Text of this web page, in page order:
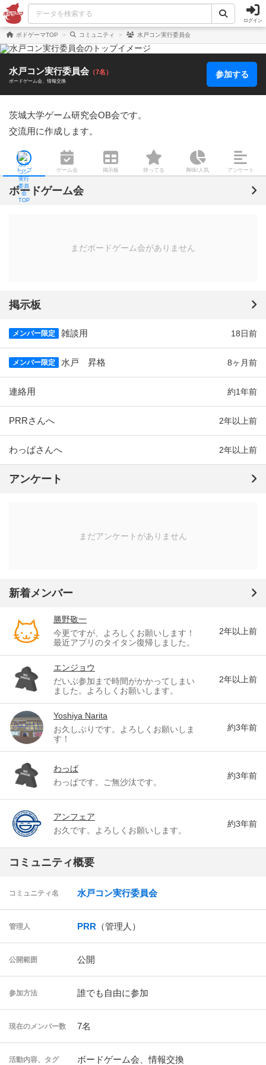
ログイン
ボドゲーマTOP コミュニティ 水戸コン実行委員会
水戸コン実行委員会 （7名）
ボードゲーム会 情報交換
参加する
茨城大学ゲーム研究会OB会です。
交流用に作成します。
トップ ゲーム会 掲示板 持ってる 興味/人気 アンケート
ボードゲーム会
まだボードゲーム会がありません
掲示板
メンバー限定 雑談用 18日前
メンバー限定 水戸 昇格 8ヶ月前
連絡用 約1年前
PRRさんへ 2年以上前
わっぱさんへ 2年以上前
アンケート
まだアンケートがありません
新着メンバー
勝野敬一
今更ですが、よろしくお願いします！
最近アプリのタイタン復帰しました。
2年以上前
エンジョウ
だいぶ参加まで時間がかかってしまい
ました。よろしくお願いします。
2年以上前
Yoshiya Narita
お久しぶりです。よろしくお願いしま
す！
約3年前
わっぱ
わっぱです。ご無沙汰です。
約3年前
アンフェア
お久です。よろしくお願いします。
約3年前
コミュニティ概要
コミュニティ名 水戸コン実行委員会
管理人 PRR （管理人）
公開範囲 公開
参加方法 誰でも自由に参加
現在のメンバー数 7名
活動内容、タグ ボードゲーム会、情報交換